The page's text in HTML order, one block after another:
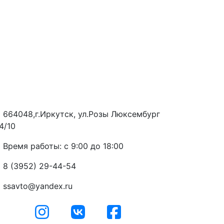
664048,г.Иркутск, ул.Розы Люксембург
10
Время работы: с 9:00 до 18:00
8 (3952) 29-44-54
ssavto@yandex.ru